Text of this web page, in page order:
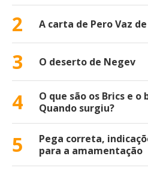
2 A carta de Pero Vaz
3 O deserto de Negev
4
O que são os Brics e
Quando surgiu?
5
Pega correta,
para a amamentação